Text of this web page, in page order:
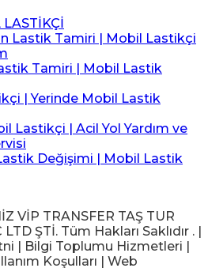
Lastik Tamiri | Mobil Lastikçi
Tamiri | Mobil Lastik
| Yerinde Mobil Lastik
Lastikçi | Acil Yol Yardım ve
Değişimi | Mobil Lastik
VİP TRANSFER TAŞ TUR
ŞTİ. Tüm Hakları Saklıdır . |
| Bilgi Toplumu Hizmetleri |
Koşulları | Web